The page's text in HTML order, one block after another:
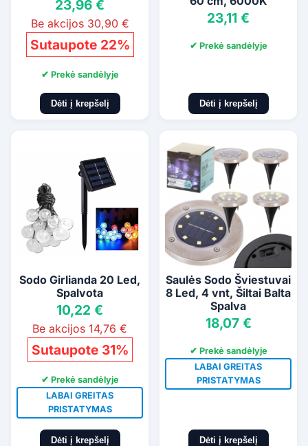
23,96 €
Be akcijos 30,90 €
Sutaupote 22%
✔ Prekė sandėlyje
Dėti į krepšelį
23,11 €
✔ Prekė sandėlyje
Dėti į krepšelį
Sodo Girlianda 20 Led,
Spalvota
10,22 €
Be akcijos 14,76 €
Sutaupote 31%
✔ Prekė sandėlyje
LABAI GREITAS
PRISTATYMAS
Dėti į krepšelį
Saulės Sodo Šviestuvai
8 Led, 4 vnt, Šiltai Balta
Spalva
18,07 €
✔ Prekė sandėlyje
LABAI GREITAS
PRISTATYMAS
Dėti į krepšelį